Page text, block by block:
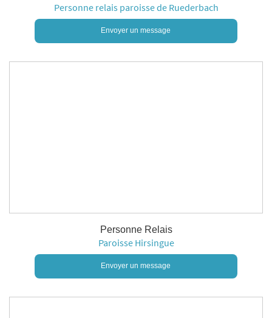
Personne relais paroisse de Ruederbach
Envoyer un message
Personne Relais
Paroisse Hirsingue
Envoyer un message